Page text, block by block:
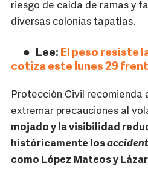
riesgo de caída de ramas y
diversas colonias tapatías.
Lee: El peso resiste
cotiza este lunes 29
Protección Civil recomienda
extremar precauciones al
mojado y la visibilidad
históricamente los
como López Mateos y